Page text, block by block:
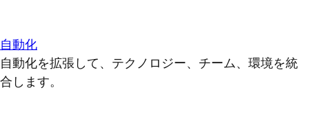
自動化
自動化を拡張して、テクノロジー、チーム、環境を統
合します。